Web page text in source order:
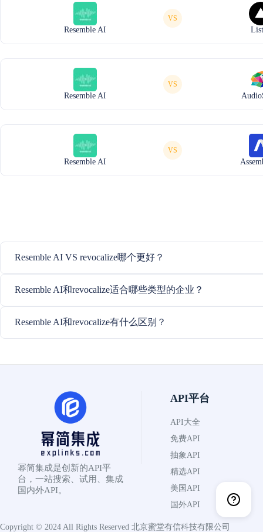
Resemble AI
VS
Resemble AI
VS
Resemble AI
VS
Resemble AI VS revocalize哪个更好？
Resemble AI和revocalize适合哪些类型的企业？
Resemble AI和revocalize有什么区别？
幂简集成是创新的API平
台，一站搜索、试用、集成
国内外API。
API平台
API大全
免费API
抽象API
精选API
美国API
国外API
Copyright © 2024 All Rights Reserved 北京蜜堂有信科技有限公司